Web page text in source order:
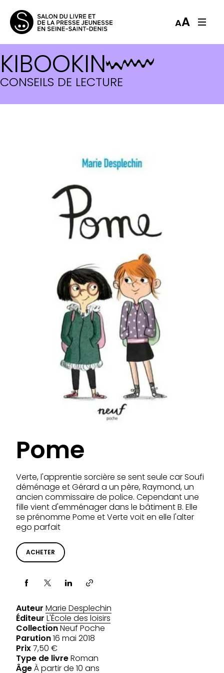
AA
KIBOOKIN
CONSEILS DE LECTURE
Pome
Verte, l'apprentie sorcière se sent seule car Soufi
déménage et Gérard a un père, Raymond, un
ancien commissaire de police. Cependant une
fille vient d'emménager dans le bâtiment B. Elle
se prénomme Pome et Verte voit en elle l'alter
ego parfait
ACHETER
Partager via
Auteur Marie Desplechin
Éditeur L'École des loisirs
CollectionNeuf Poche
Parution16 mai 2018
Prix7,50 €
Type de livreRoman
ÂgeÀ partir de 10 ans